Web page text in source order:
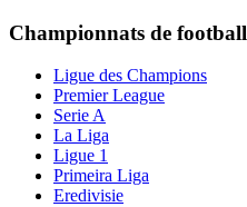
Championnats de football
Ligue des Champions
Premier League
Serie A
La Liga
Ligue 1
Primeira Liga
Eredivisie